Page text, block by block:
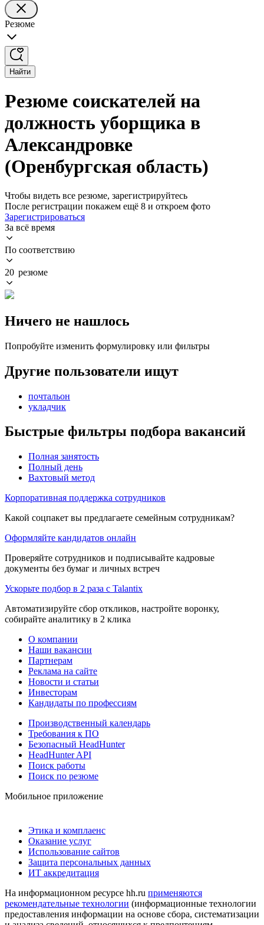
Резюме
Найти
Резюме соискателей на
должность уборщика в
Александровке
(Оренбургская область)
Чтобы видеть все резюме, зарегистрируйтесь
После регистрации покажем ещё 8 и откроем фото
Зарегистрироваться
За всё время
По соответствию
20 резюме
Ничего не нашлось
Попробуйте изменить формулировку или фильтры
Другие пользователи ищут
почтальон
укладчик
Быстрые фильтры подбора вакансий
Полная занятость
Полный день
Вахтовый метод
Корпоративная поддержка сотрудников
Какой соцпакет вы предлагаете семейным сотрудникам?
Оформляйте кандидатов онлайн
Проверяйте сотрудников и подписывайте кадровые
документы без бумаг и личных встреч
Ускорьте подбор в 2 раза с Talantix
Автоматизируйте сбор откликов, настройте воронку,
собирайте аналитику в 2 клика
О компании
Наши вакансии
Партнерам
Реклама на сайте
Новости и статьи
Инвесторам
Кандидаты по профессиям
Производственный календарь
Требования к ПО
Безопасный HeadHunter
HeadHunter API
Поиск работы
Поиск по резюме
Мобильное приложение
Этика и комплаенс
Оказание услуг
Использование сайтов
Защита персональных данных
ИТ аккредитация
На информационном ресурсе hh.ru применяются
рекомендательные технологии (информационные технологии
предоставления информации на основе сбора, систематизации